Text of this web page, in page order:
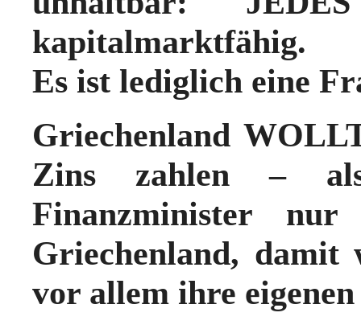
kapitalmarktfähig.
Es ist lediglich eine
Griechenland
Zins zahlen –
Finanzminister
Griechenland,
vor allem ihre eigenen